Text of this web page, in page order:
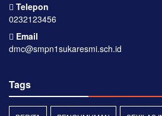
Telepon
0232123456
Email
dmc@smpn1sukaresmi.sch.id
Tags